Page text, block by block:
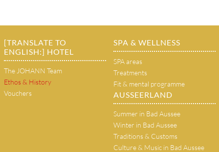
[TRANSLATE TO
ENGLISH:] HOTEL
The JOHANN Team
Ethos & History
Vouchers
SPA & WELLNESS
SPA areas
Treatments
Fit & mental programme
AUSSEERLAND
Summer in Bad Aussee
Winter in Bad Aussee
Traditions & Customs
Culture & Music in Bad Aussee